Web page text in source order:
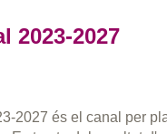
2023-2027
2027 és el canal per